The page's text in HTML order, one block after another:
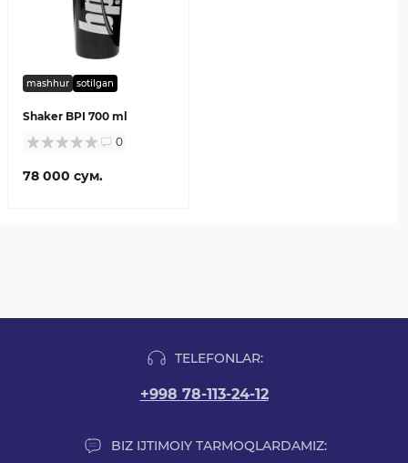
mashhur sotilgan
Shaker BPI 700 ml
0
78 000 сум.
TELEFONLAR:
+998 78-113-24-12
BIZ IJTIMOIY TARMOQLARDAMIZ: